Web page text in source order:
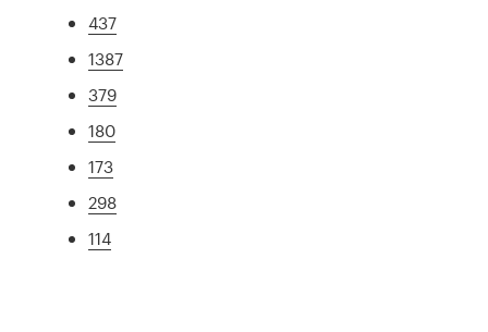
437
1387
379
180
173
298
114